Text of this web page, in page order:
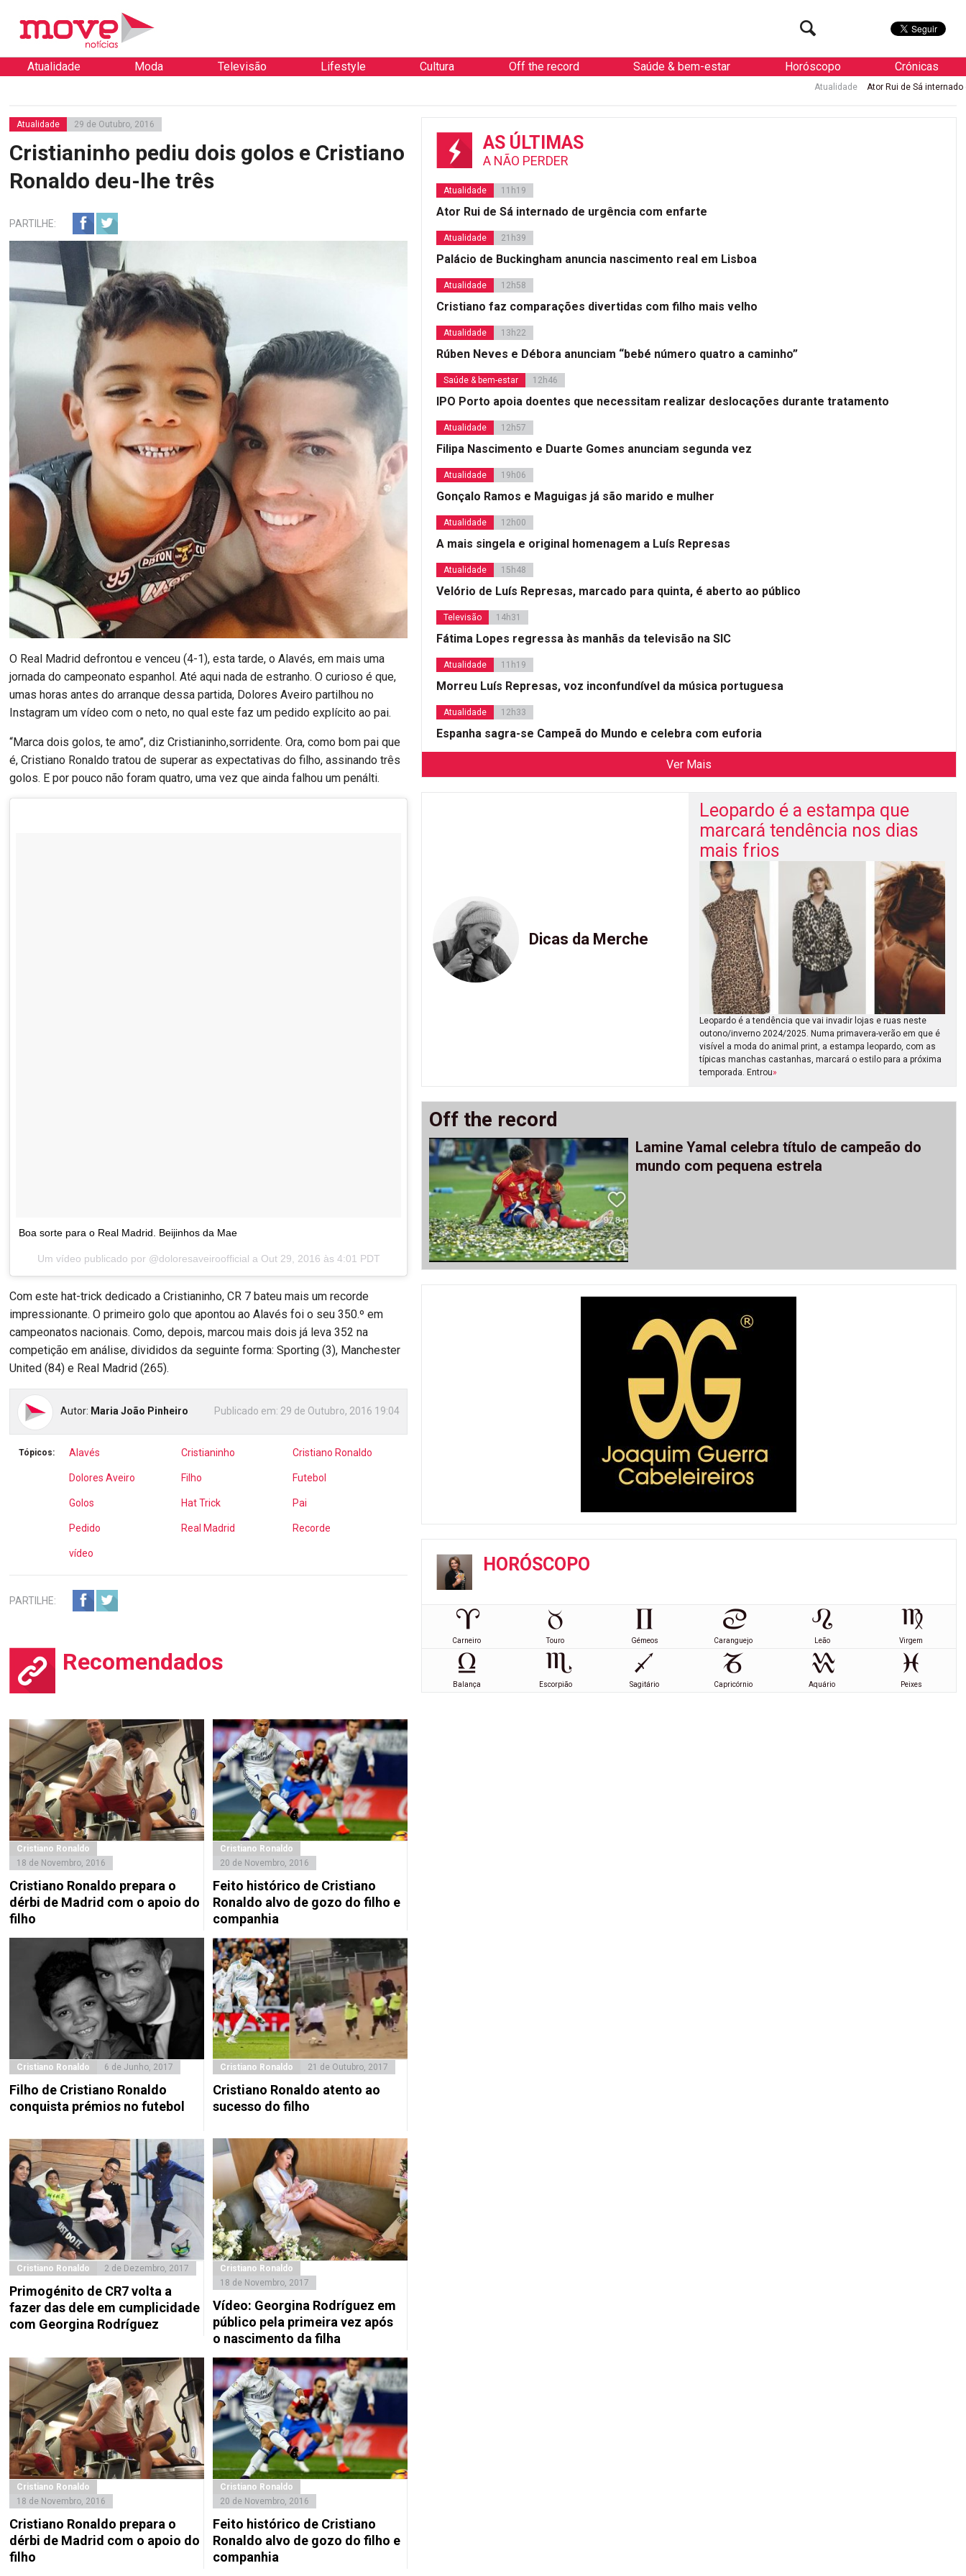
Atualidade Moda Televisão Lifestyle Cultura Off the record Saúde & bem-estar Horóscopo Crónicas
Ator Rui de Sá internado de urgência com
Atualidade 29 de Outubro, 2016
Cristianinho pediu dois golos e Cristiano
Ronaldo deu-lhe três
PARTILHE:
O Real Madrid defrontou e venceu (4-1), esta tarde, o Alavés, em mais uma
jornada do campeonato espanhol. Até aqui nada de estranho. O curioso é que,
umas horas antes do arranque dessa partida, Dolores Aveiro partilhou no
Instagram um vídeo com o neto, no qual este faz um pedido explícito ao pai.
“Marca dois golos, te amo”, diz Cristianinho,sorridente. Ora, como bom pai que
é, Cristiano Ronaldo tratou de superar as expectativas do filho, assinando três
golos. E por pouco não foram quatro, uma vez que ainda falhou um penálti.
Boa sorte para o Real Madrid. Beijinhos da Mae
Um vídeo publicado por @doloresaveiroofficial a Out 29, 2016 às 4:01 PDT
Com este hat-trick dedicado a Cristianinho, CR 7 bateu mais um recorde
impressionante. O primeiro golo que apontou ao Alavés foi o seu 350.º em
campeonatos nacionais. Como, depois, marcou mais dois já leva 352 na
competição em análise, divididos da seguinte forma: Sporting (3), Manchester
United (84) e Real Madrid (265).
Autor: Maria João Pinheiro Publicado em: 29 de Outubro, 2016 19:04
Tópicos: Alavés Cristianinho Cristiano Ronaldo
Dolores Aveiro Filho Futebol
Golos Hat Trick Pai
Pedido Real Madrid Recorde
vídeo
PARTILHE:
Recomendados
Cristiano Ronaldo
18 de Novembro, 2016
Cristiano Ronaldo prepara o
dérbi de Madrid com o apoio do
filho
Cristiano Ronaldo
20 de Novembro, 2016
Feito histórico de Cristiano
Ronaldo alvo de gozo do filho e
companhia
Cristiano Ronaldo 6 de Junho, 2017
Filho de Cristiano Ronaldo
conquista prémios no futebol
Cristiano Ronaldo 21 de Outubro, 2017
Cristiano Ronaldo atento ao
sucesso do filho
Cristiano Ronaldo 2 de Dezembro, 2017
Primogénito de CR7 volta a
fazer das dele em cumplicidade
com Georgina Rodríguez
Cristiano Ronaldo
18 de Novembro, 2017
Vídeo: Georgina Rodríguez em
público pela primeira vez após
o nascimento da filha
Cristiano Ronaldo
18 de Novembro, 2016
Cristiano Ronaldo prepara o
dérbi de Madrid com o apoio do
filho
Cristiano Ronaldo
20 de Novembro, 2016
Feito histórico de Cristiano
Ronaldo alvo de gozo do filho e
companhia
AS ÚLTIMAS
A NÃO PERDER
Atualidade 11h19
Ator Rui de Sá internado de urgência com enfarte
Atualidade 21h39
Palácio de Buckingham anuncia nascimento real em Lisboa
Atualidade 12h58
Cristiano faz comparações divertidas com filho mais velho
Atualidade 13h22
Rúben Neves e Débora anunciam “bebé número quatro a caminho”
Saúde & bem-estar 12h46
IPO Porto apoia doentes que necessitam realizar deslocações durante tratamento
Atualidade 12h57
Filipa Nascimento e Duarte Gomes anunciam segunda vez
Atualidade 19h06
Gonçalo Ramos e Maguigas já são marido e mulher
Atualidade 12h00
A mais singela e original homenagem a Luís Represas
Atualidade 15h48
Velório de Luís Represas, marcado para quinta, é aberto ao público
Televisão 14h31
Fátima Lopes regressa às manhãs da televisão na SIC
Atualidade 11h19
Morreu Luís Represas, voz inconfundível da música portuguesa
Atualidade 12h33
Espanha sagra-se Campeã do Mundo e celebra com euforia
Ver Mais
Dicas da Merche
Leopardo é a estampa que
marcará tendência nos dias
mais frios
Leopardo é a tendência que vai invadir lojas e ruas neste
outono/inverno 2024/2025. Numa primavera-verão em que é
visível a moda do animal print, a estampa leopardo, com as
típicas manchas castanhas, marcará o estilo para a próxima
temporada. Entrou»
Off the record
Lamine Yamal celebra título de campeão do
mundo com pequena estrela
HORÓSCOPO
Carneiro Touro Gémeos Caranguejo Leão Virgem
Balança Escorpião Sagitário Capricórnio Aquário Peixes